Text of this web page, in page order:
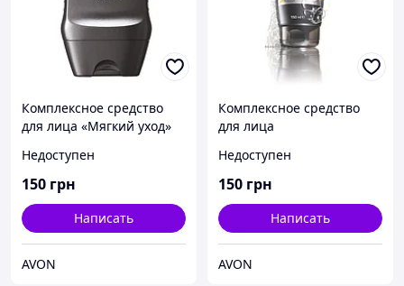
Комплексное средство
для лица «Мягкий уход»
бритья и увлажняющий
крем Avon, Эйвон, Ейвон,
Недоступен
150 грн
Написать
AVON
Комплексное средство
для лица
очищающее средство и
гель для бритья, Avon,
Эйвон
Недоступен
150 грн
Написать
AVON